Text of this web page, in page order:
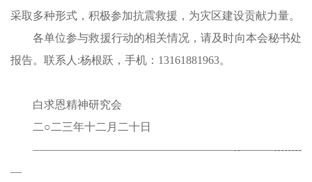
采取多种形式，积极参加抗震救援，为灾区建设贡献力量。
各单位参与救援行动的相关情况，请及时向本会秘书处
报告。联系人:杨根跃，手机：13161881963。
白求恩精神研究会
二○二三年十二月二十日
——————————————————--———--------
—